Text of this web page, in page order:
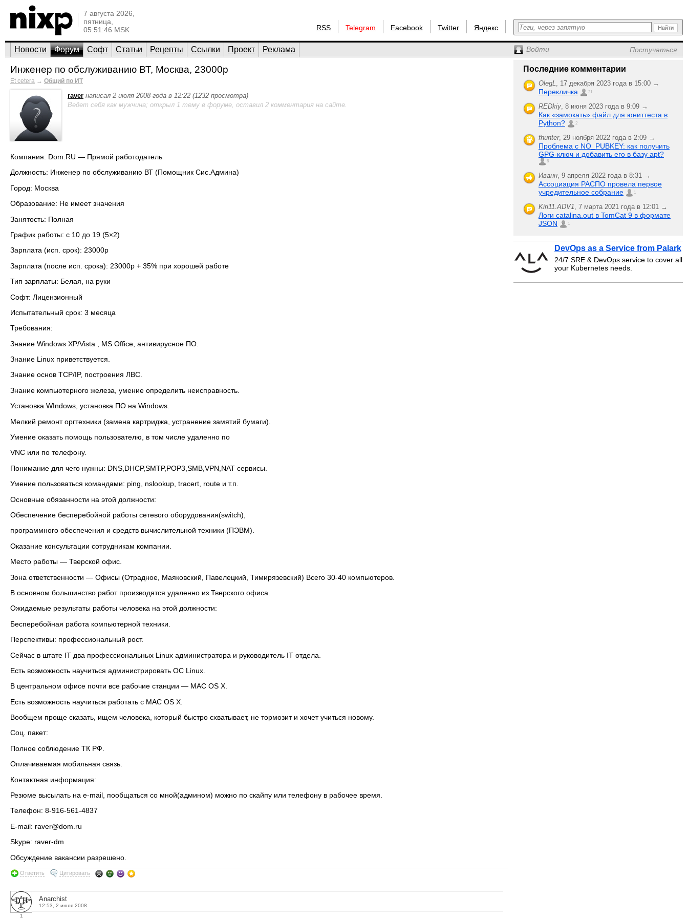
7 августа 2026,
пятница,
05:51:46 MSK
RSS Telegram Facebook Twitter Яндекс
Новости Форум Софт Статьи Рецепты Ссылки Проект Реклама Войти Постучаться
Инженер по обслуживанию ВТ, Москва, 23000р
Et cetera → Общий по ИТ
raver написал 2 июля 2008 года в 12:22 (1232 просмотра)
Ведет себя как мужчина; открыл 1 тему в форуме, оставил 2 комментария на сайте.
Компания: Dom.RU — Прямой работодатель
Должность: Инженер по обслуживанию ВТ (Помощник Сис.Админа)
Город: Москва
Образование: Не имеет значения
Занятость: Полная
График работы: с 10 до 19 (5×2)
Зарплата (исп. срок): 23000р
Зарплата (после исп. срока): 23000р + 35% при хорошей работе
Тип зарплаты: Белая, на руки
Софт: Лицензионный
Испытательный срок: 3 месяца
Требования:
Знание Windows XP/Vista , MS Office, антивирусное ПО.
Знание Linux приветствуется.
Знание основ TCP/IP, построения ЛВС.
Знание компьютерного железа, умение определить неисправность.
Установка WIndows, установка ПО на Windows.
Мелкий ремонт оргтехники (замена картриджа, устранение замятий бумаги).
Умение оказать помощь пользователю, в том числе удаленно по
VNC или по телефону.
Понимание для чего нужны: DNS,DHCP,SMTP,POP3,SMB,VPN,NAT сервисы.
Умение пользоваться командами: ping, nslookup, tracert, route и т.п.
Основные обязанности на этой должности:
Обеспечение бесперебойной работы сетевого оборудования(switch),
программного обеспечения и средств вычислительной техники (ПЭВМ).
Оказание консультации сотрудникам компании.
Место работы — Тверской офис.
Зона ответственности — Офисы (Отрадное, Маяковский, Павелецкий, Тимирязевский) Всего 30-40 компьютеров.
В основном большинство работ производятся удаленно из Тверского офиса.
Ожидаемые результаты работы человека на этой должности:
Бесперебойная работа компьютерной техники.
Перспективы: профессиональный рост.
Сейчас в штате IT два профессиональных Linux администратора и руководитель IT отдела.
Есть возможность научиться администрировать ОС Linux.
В центральном офисе почти все рабочие станции — MAC OS X.
Есть возможность научиться работать с MAC OS X.
Вообщем проще сказать, ищем человека, который быстро схватывает, не тормозит и хочет учиться новому.
Соц. пакет:
Полное соблюдение ТК РФ.
Оплачиваемая мобильная связь.
Контактная информация:
Резюме высылать на e-mail, пообщаться со мной(админом) можно по скайпу или телефону в рабочее время.
Телефон: 8-916-561-4837
E-mail: raver@dom.ru
Skype: raver-dm
Обсуждение вакансии разрешено.
Ответить Цитировать
1
Anarchist
12:53, 2 июля 2008
Последние комментарии
OlegL, 17 декабря 2023 года в 15:00 →
Перекличка 21
REDkiy, 8 июня 2023 года в 9:09 →
Как «замокать» файл для юниттеста в
Python?
2
fhunter, 29 ноября 2022 года в 2:09 →
Проблема с NO_PUBKEY: как получить
GPG-ключ и добавить его в базу apt?
6
Иванн, 9 апреля 2022 года в 8:31 →
Ассоциация РАСПО провела первое
учредительное собрание
1
Kiri11.ADV1, 7 марта 2021 года в 12:01 →
Логи catalina.out в TomCat 9 в формате
JSON
1
DevOps as a Service from Palark
24/7 SRE & DevOps service to cover all
your Kubernetes needs.